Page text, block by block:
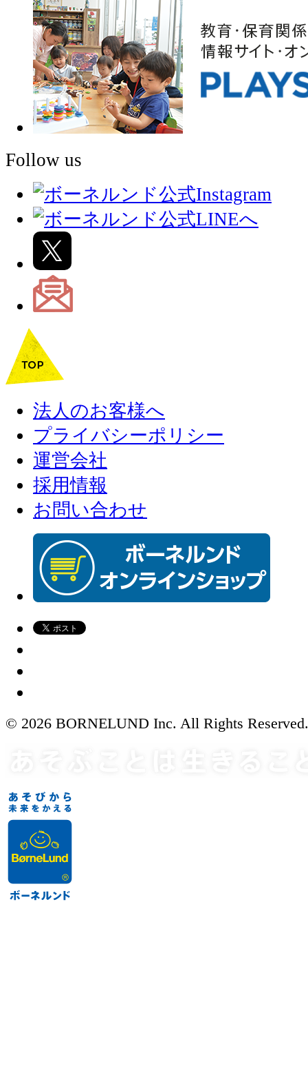
Follow us
法人のお客様へ
プライバシーポリシー
運営会社
採用情報
お問い合わせ
© 2026 BORNELUND Inc. All Rights Reserved.